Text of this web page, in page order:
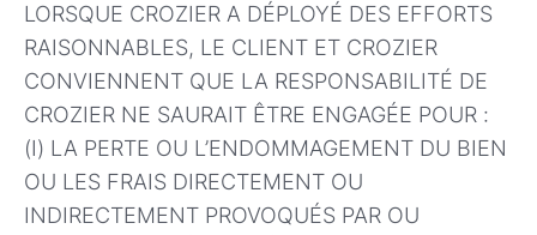
LORSQUE CROZIER A DÉPLOYÉ DES EFFORTS
RAISONNABLES, LE CLIENT ET CROZIER
CONVIENNENT QUE LA RESPONSABILITÉ DE
CROZIER NE SAURAIT ÊTRE ENGAGÉE POUR :
(I) LA PERTE OU L’ENDOMMAGEMENT DU BIEN
OU LES FRAIS DIRECTEMENT OU
INDIRECTEMENT PROVOQUÉS PAR OU